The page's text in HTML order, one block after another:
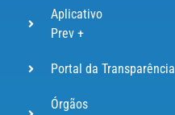
Aplicativo
Prev +
Portal da Transparência
Órgãos